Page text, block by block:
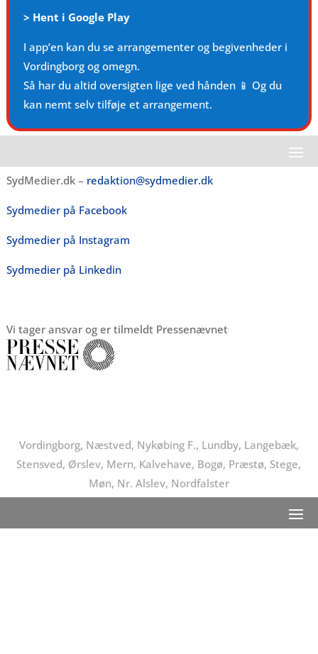
> Hent i Google Play
I app’en kan du se arrangementer og begivenheder i
Vordingborg og omegn.
Så har du altid oversigten lige ved hånden 📱 Og du
kan nemt selv tilføje et arrangement.
SydMedier.dk – redaktion@sydmedier.dk
Sydmedier på Facebook
Sydmedier på Instagram
Sydmedier på Linkedin
Vi tager ansvar og er tilmeldt Pressenævnet
Vordingborg, Næstved, Nykøbing F., Lundby, Langebæk,
Stensved, Ørslev, Mern, Kalvehave, Bogø, Præstø, Stege,
Møn, Nr. Alslev, Nordfalster